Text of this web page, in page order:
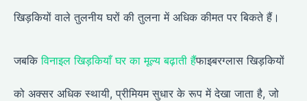
खिड़कियों वाले तुलनीय घरों की तुलना में अधिक कीमत पर बिकते हैं।
जबकिविनाइल खिड़कियाँ घर का मूल्य बढ़ाती हैंफाइबरग्लास खिड़कियों
को अक्सर अधिक स्थायी, प्रीमियम सुधार के रूप में देखा जाता है, जो